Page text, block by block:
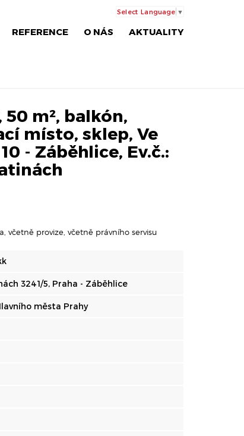
REFERENCE O NÁS AKTUALITY
Select Language ▼
m², balkón,
místo, sklep, Ve
- Záběhlice, Ev.č.:
včetně provize, včetně právního servisu
3241/5, Praha - Záběhlice
města Prahy